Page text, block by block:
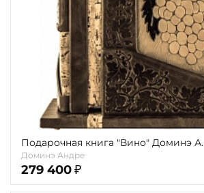
Подарочная книга "Вино" Доминэ А.
Доминэ Андре
279 400 ₽